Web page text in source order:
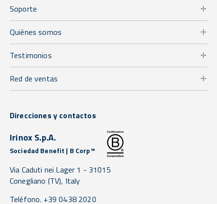
Soporte
Quiénes somos
Testimonios
Red de ventas
Direcciones y contactos
Irinox S.p.A.
Sociedad Benefit | B Corp™
Via Caduti nei Lager 1 - 31015
Conegliano (TV), Italy
Teléfono. +39 0438 2020